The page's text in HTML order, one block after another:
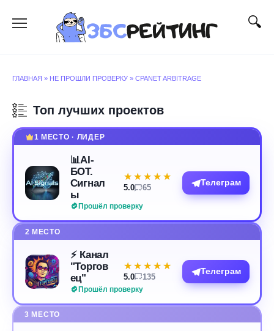
содержанию
ГЛАВНАЯ » НЕ ПРОШЛИ ПРОВЕРКУ » CPANET ARBITRAGE
Топ лучших проектов
1 МЕСТО · ЛИДЕР
📊AI-
БОТ.
Сигнал
ы
Прошёл проверку
★★★★★
★★★★★
5.0 65
Телеграм
2 МЕСТО
⚡️ Канал
"Торгов
ец"
Прошёл проверку
★★★★★
★★★★★
5.0 135
Телеграм
3 МЕСТО